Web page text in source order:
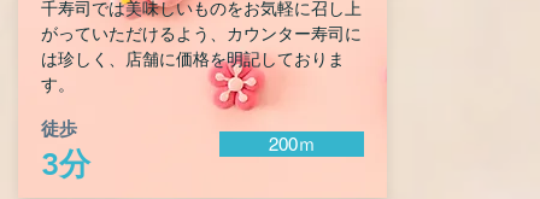
千寿司では美味しいものをお気軽に召し上
がっていただけるよう、カウンター寿司に
は珍しく、店舗に価格を明記しておりま
す。
徒歩
3分
200ｍ